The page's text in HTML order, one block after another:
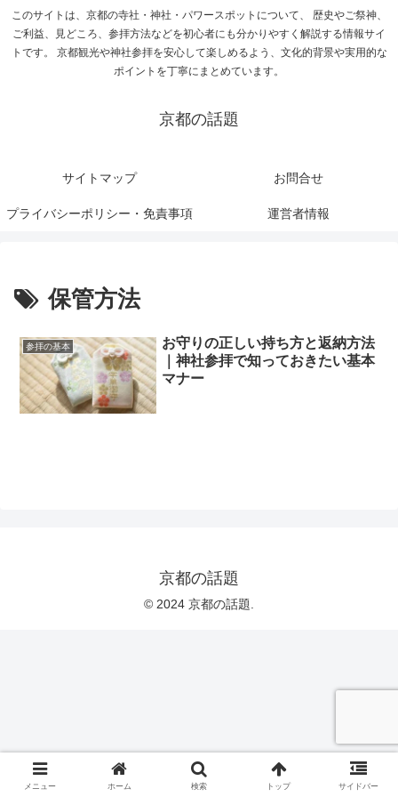
このサイトは、京都の寺社・神社・パワースポットについて、 歴史やご祭神、
ご利益、見どころ、参拝方法などを初心者にも分かりやすく解説する情報サイ
トです。 京都観光や神社参拝を安心して楽しめるよう、文化的背景や実用的な
ポイントを丁寧にまとめています。
京都の話題
サイトマップ お問合せ
プライバシーポリシー・免責事項 運営者情報
保管方法
参拝の基本
お守りの正しい持ち方と返納方法
｜神社参拝で知っておきたい基本
マナー
京都の話題
© 2024 京都の話題.
メニュー ホーム 検索 トップ サイドバー